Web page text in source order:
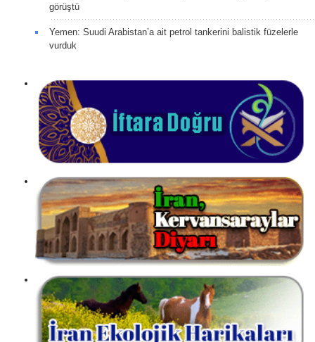
görüştü
Yemen: Suudi Arabistan’a ait petrol tankerini balistik füzelerle
vurduk